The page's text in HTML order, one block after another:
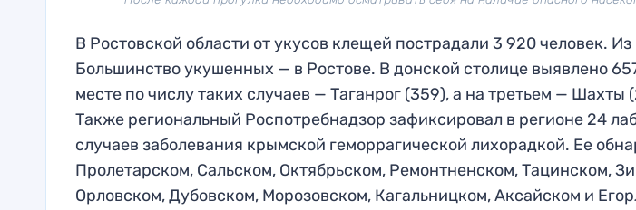
В Ростовской области от укусов клещей пострадали 3 920 человек.
Большинство укушенных — в Ростове. В донской столице выявлено
месте по числу таких случаев — Таганрог (359), а на третьем — Шахты
Также региональный Роспотребнадзор зафиксировал в регионе 24
случаев заболевания крымской геморрагической лихорадкой. Ее
Пролетарском, Сальском, Октябрьском, Ремонтненском, Тацинском,
Орловском, Дубовском, Морозовском, Кагальницком, Аксайском и